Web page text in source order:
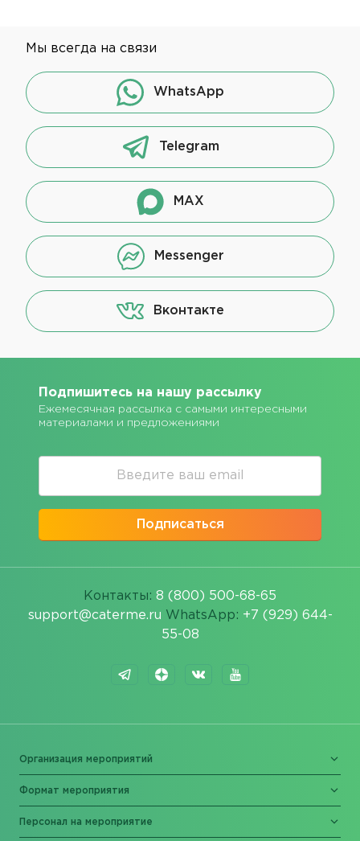
Мы всегда на связи
WhatsApp
Telegram
MAX
Messenger
Вконтакте
Подпишитесь на нашу рассылку
Ежемесячная рассылка с самыми интересными
материалами и предложениями
Подписаться
Контакты: 8 (800) 500-68-65
support@caterme.ru WhatsApp: +7 (929) 644-
55-08
Организация мероприятий
Формат мероприятия
Персонал на мероприятие